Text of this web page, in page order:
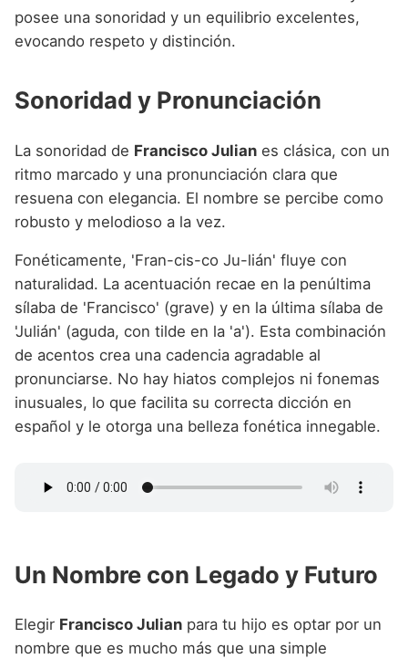
posee una sonoridad y un equilibrio excelentes,
evocando respeto y distinción.
Sonoridad y Pronunciación
La sonoridad de Francisco Julian es clásica, con un
ritmo marcado y una pronunciación clara que
resuena con elegancia. El nombre se percibe como
robusto y melodioso a la vez.
Fonéticamente, 'Fran-cis-co Ju-lián' fluye con
naturalidad. La acentuación recae en la penúltima
sílaba de 'Francisco' (grave) y en la última sílaba de
'Julián' (aguda, con tilde en la 'a'). Esta combinación
de acentos crea una cadencia agradable al
pronunciarse. No hay hiatos complejos ni fonemas
inusuales, lo que facilita su correcta dicción en
español y le otorga una belleza fonética innegable.
Un Nombre con Legado y Futuro
Elegir Francisco Julian para tu hijo es optar por un
nombre que es mucho más que una simple